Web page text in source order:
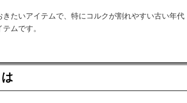
たいアイテムで、特にコルクが割れやすい古い年代
ムです。